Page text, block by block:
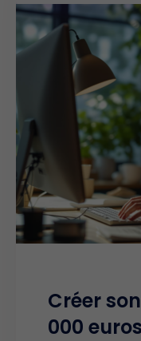
Créer
000